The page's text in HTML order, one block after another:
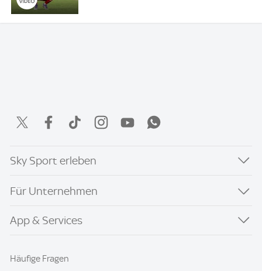
Sky Sport erleben
Für Unternehmen
App & Services
Häufige Fragen